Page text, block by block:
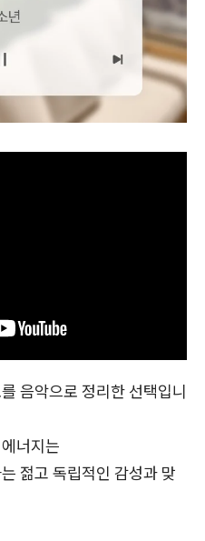
음악으로 정리한 선택입니
너지는
젊고 독립적인 감성과 맞